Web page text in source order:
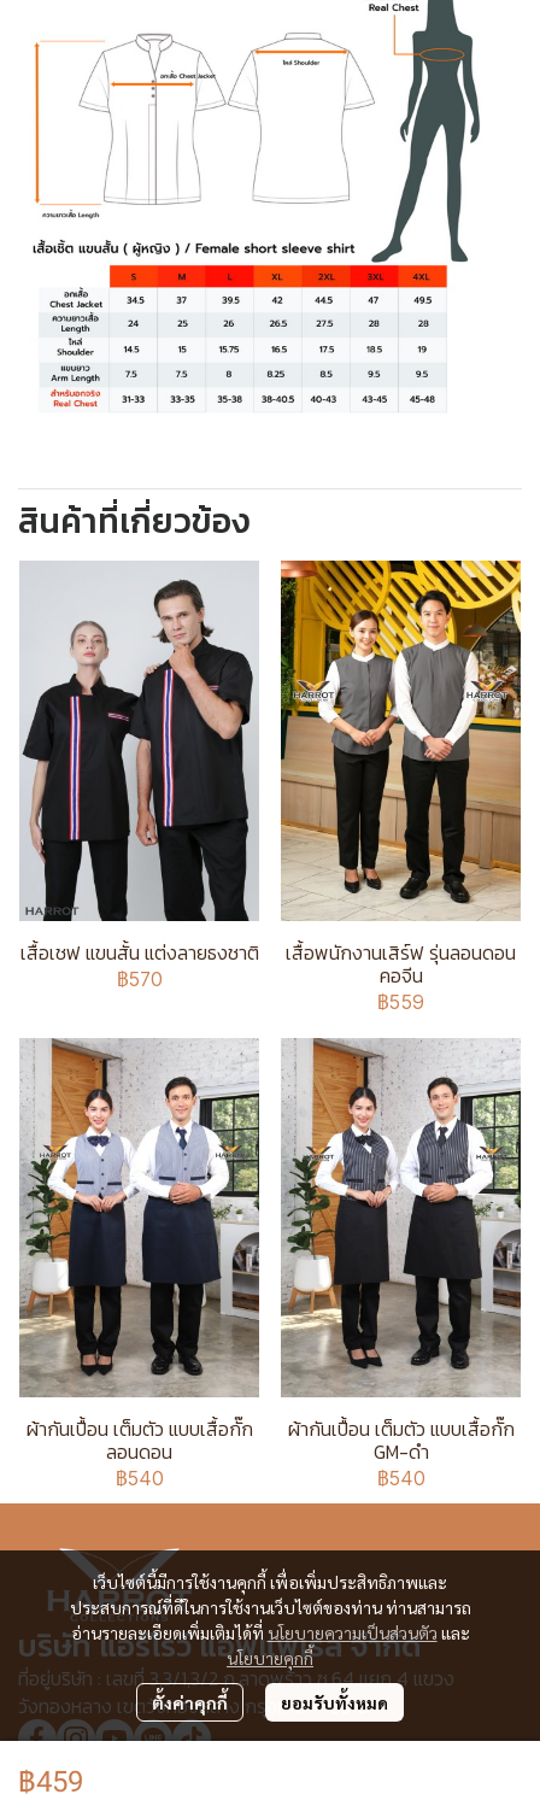
สินค้าที่เกี่ยวข้อง
เสื้อเชฟ แขนสั้น แต่งลายธงชาติ
฿570
เสื้อพนักงานเสิร์ฟ รุ่นลอนดอน
คอจีน
฿559
ผ้ากันเปื้อน เต็มตัว แบบเสื้อกั๊ก
ลอนดอน
฿540
ผ้ากันเปื้อน เต็มตัว แบบเสื้อกั๊ก
GM-ดำ
฿540
฿459
เว็บไซต์นี้มีการใช้งานคุกกี้ เพื่อเพิ่มประสิทธิภาพและ
ประสบการณ์ที่ดีในการใช้งานเว็บไซต์ของท่าน ท่านสามารถ
อ่านรายละเอียดเพิ่มเติมได้ที่ นโยบายความเป็นส่วนตัว และ
นโยบายคุกกี้
ตั้งค่าคุกกี้ ยอมรับทั้งหมด
บริษัท แอร์โรว์ แอพแพเรล จำกัด
ที่อยู่บริษัท : เลขที่ 3,3/1,3/2 ก.ลาดพร้าว ซ.64 แยก 4 แขวง
วังทองหลาง เขตวังทองหลาง กรุงเทพฯ 10310